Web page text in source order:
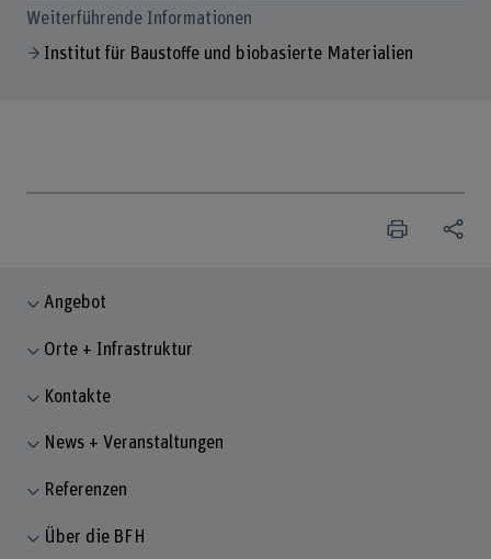
Weiterführende Informationen
Institut für Baustoffe und biobasierte Materialien
Angebot
Orte + Infrastruktur
Kontakte
News + Veranstaltungen
Referenzen
Über die BFH